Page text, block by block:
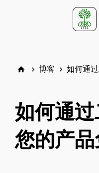
home keyboard_arrow_right 博客 keyboard_arrow_right 如何通
如何通
您的产